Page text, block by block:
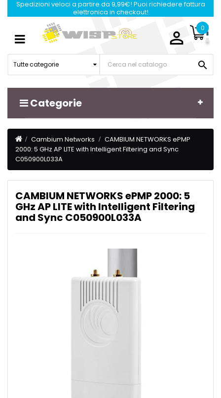
Spedizioni veloci a partire da 9,99€! Puoi richiedere fattura
elettronica in checkout!

0
Tutte categorie 
Categorie
Toggle
Cambium Networks
CAMBIUM NETWORKS ePMP
2000: 5 GHz AP LITE with Intelligent Filtering and Sync
C050900L033A
CAMBIUM NETWORKS ePMP 2000: 5
GHz AP LITE with Intelligent Filtering
and Sync C050900L033A